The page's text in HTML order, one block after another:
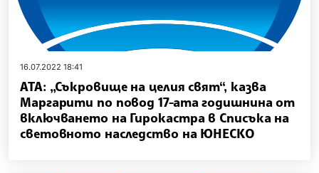
16.07.2022 18:41
АТА: „Съкровище на целия свят“, казва
Маргарити по повод 17-ата годишнина от
включването на Гирокастра в Списъка на
световното наследство на ЮНЕСКО